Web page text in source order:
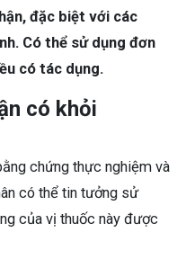
đặc biệt với các
Có thể sử dụng đơn
có tác dụng.
có khỏi
chứng thực nghiệm và
có thể tin tưởng sử
của vị thuốc này được